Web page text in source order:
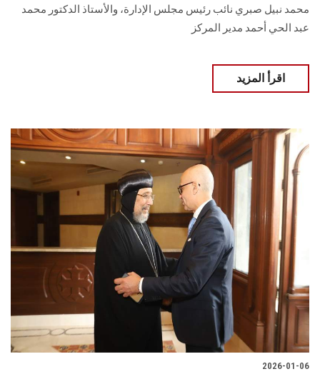
محمد نبيل صبري نائب رئيس مجلس الإدارة، والأستاذ الدكتور محمد
عبد الحي أحمد مدير المركز
اقرأ المزيد
2026-01-06